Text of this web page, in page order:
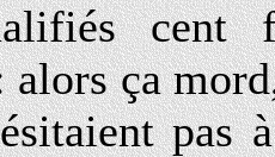
cent
alors ça
pas